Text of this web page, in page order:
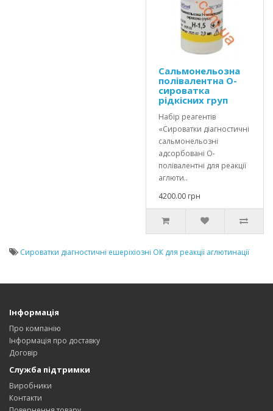
Сальмонельозна
полівалентна О-
сироватка
рідкісних груп
Набір реагентів
«Сироватки діагностичні
сальмонельозні
адсорбовані О-
полівалентні для реакції
аглюти..
4200.00 грн
Сироватки діагностичні ешеріхіозні ОК для реакції аглютинації
Інформація
Про компанію
Інформація про доставку
Договір
Служба підтримки
Виробники
Контакти